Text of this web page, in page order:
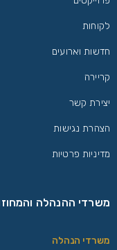
לקוחות
חדשות וארועים
קריירה
יצירת קשר
הצהרת נגישות
מדיניות פרטיות
משרדי ההנהלה
משרדי הנהלה